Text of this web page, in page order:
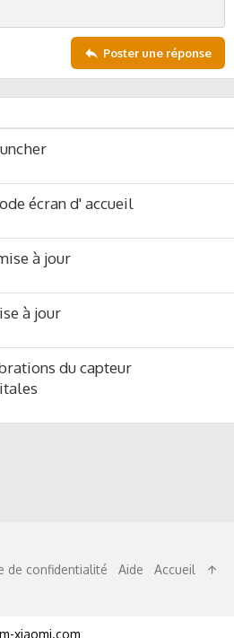
Poster une réponse
écran d' accueil
à jour
à jour
du capteur
de confidentialité Aide Accueil
xiaomi.com